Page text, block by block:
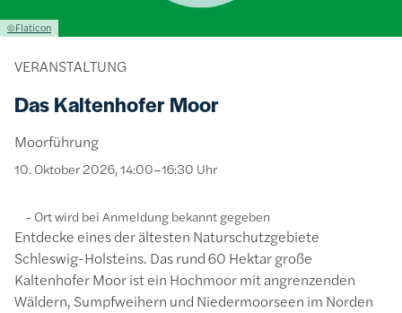
Lizenzinformationen einschließlich Urheberrecht
©Flaticon
VERANSTALTUNG
Das Kaltenhofer Moor
Moorführung
10. Oktober 2026, 14:00–16:30 Uhr
Ort wird bei Anmeldung bekannt gegeben
Entdecke eines der ältesten Naturschutzgebiete
Schleswig-Holsteins. Das rund 60 Hektar große
Kaltenhofer Moor ist ein Hochmoor mit angrenzenden
Wäldern, Sumpfweihern und Niedermoorseen im Norden